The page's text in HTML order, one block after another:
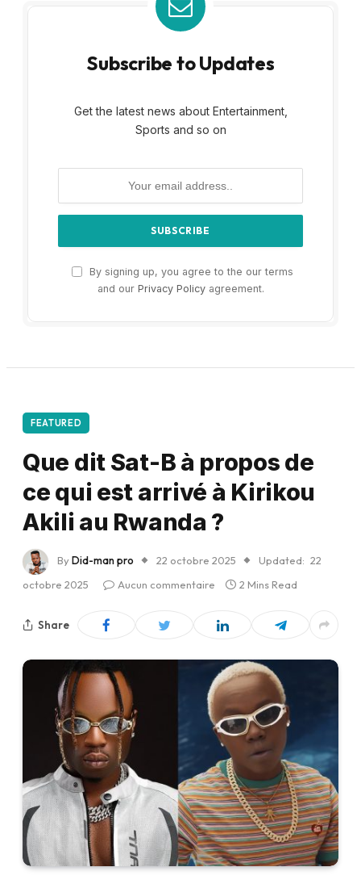
Subscribe to Updates
Get the latest news about Entertainment,
Sports and so on
By signing up, you agree to the our terms
and our Privacy Policyagreement.
FEATURED
Que dit Sat-B à propos de
ce qui est arrivé à Kirikou
Akili au Rwanda ?
ByDid-man pro 22 octobre 2025 Updated: 22
octobre 2025
Aucun commentaire 2 Mins Read
Share